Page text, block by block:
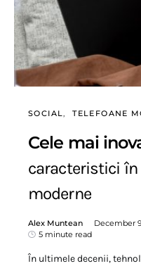
SOCIAL TELEFOANE
Cele mai
caracteristici
moderne
Alex Muntean December
5 minute read
În ultimele decenii,